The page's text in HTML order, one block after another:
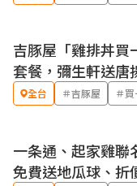
優惠
吉豚屋「雞排丼買
套餐，彌生軒送唐
全台 ＃吉豚屋 ＃
優惠
一条通、起家雞聯
免費送地瓜球、折